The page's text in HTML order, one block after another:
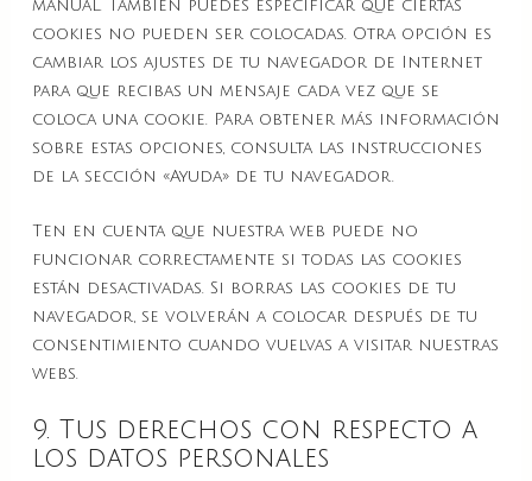
manual. También puedes especificar que ciertas
cookies no pueden ser colocadas. Otra opción es
cambiar los ajustes de tu navegador de Internet
para que recibas un mensaje cada vez que se
coloca una cookie. Para obtener más información
sobre estas opciones, consulta las instrucciones
de la sección «Ayuda» de tu navegador.
Ten en cuenta que nuestra web puede no
funcionar correctamente si todas las cookies
están desactivadas. Si borras las cookies de tu
navegador, se volverán a colocar después de tu
consentimiento cuando vuelvas a visitar nuestras
webs.
9. Tus derechos con respecto a
los datos personales